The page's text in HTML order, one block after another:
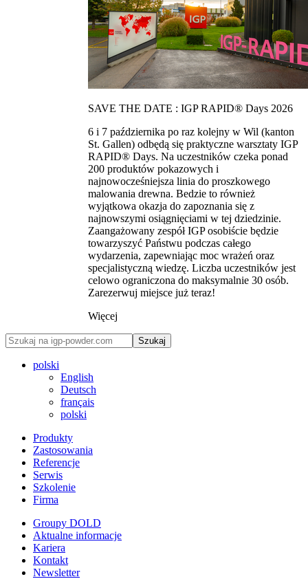
SAVE THE DATE : IGP RAPID® Days 2026
6 i 7 października po raz kolejny w Wil (kanton
St. Gallen) odbędą się praktyczne warsztaty IGP
RAPID® Days. Na uczestników czeka ponad
200 produktów pokazowych i
najnowocześniejsza linia do proszkowego
malowania drewna. Bedzie to również
wyjątkowa okazja do zapoznania się z
najnowszymi osiągnięciami w tej dziedzinie.
Zaangażowany zespół IGP osobiście będzie
towarzyszyć Państwu podczas całego
wydarzenia, zapewniając moc wrażeń oraz
specjalistyczną wiedzę. Liczba uczestników jest
celowo ograniczona do maksymalnie 30 osób.
Zarezerwuj miejsce już teraz!
Więcej
Szukaj
polski
English
Deutsch
français
polski
Produkty
Zastosowania
Referencje
Serwis
Szkolenie
Firma
Groupy DOLD
Aktualne informacje
Kariera
Kontakt
Newsletter